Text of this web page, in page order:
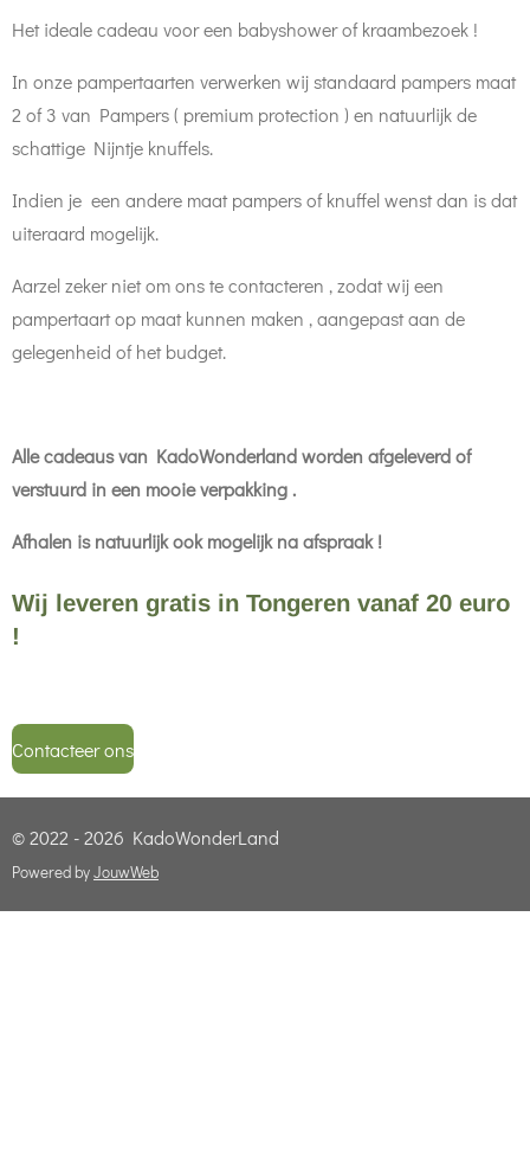
Het ideale cadeau voor een babyshower of kraambezoek !
In onze pampertaarten verwerken wij standaard pampers maat
2 of 3 van Pampers ( premium protection ) en natuurlijk de
schattige Nijntje knuffels.
Indien je een andere maat pampers of knuffel wenst dan is dat
uiteraard mogelijk.
Aarzel zeker niet om ons te contacteren , zodat wij een
pampertaart op maat kunnen maken , aangepast aan de
gelegenheid of het budget.
Alle cadeaus van KadoWonderland worden afgeleverd of
verstuurd in een mooie verpakking .
Afhalen is natuurlijk ook mogelijk na afspraak !
Wij leveren gratis in Tongeren vanaf 20 euro
!
Contacteer ons
© 2022 - 2026 KadoWonderLand
Powered byJouwWeb